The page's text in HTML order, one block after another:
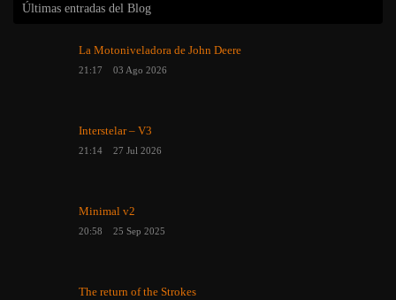
Últimas entradas del Blog
La Motoniveladora de John Deere
21:17 03 Ago 2026
Interstelar – V3
21:14 27 Jul 2026
Minimal v2
20:58 25 Sep 2025
The return of the Strokes